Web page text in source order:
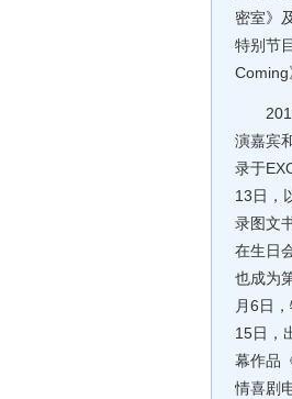
密室》
特别节
Coming
2015
演嘉宾
录于
13日，
录图文
在生日
也成为
月6日
15日，
幕作品
情喜剧